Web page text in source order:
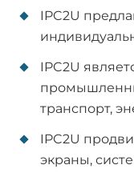
IPC2U
IPC2U
транспорт,
IPC2U
экраны,